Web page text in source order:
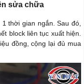
sửa chữa
thời gian ngắn. Sau đó,
block liên tục xuất hiện.
đồng, cộng lại đủ mua